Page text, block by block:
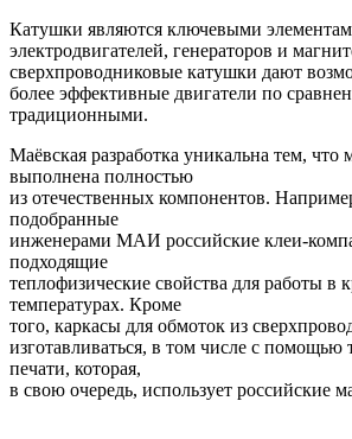
Катушки являются ключевыми
электродвигателей, генераторов и
сверхпроводниковые катушки дают
более эффективные двигатели по
традиционными.
Маёвская разработка уникальна тем, что
выполнена полностью
из отечественных компонентов.
подобранные
инженерами МАИ российские клеи-
подходящие
теплофизические свойства для работы в
температурах. Кроме
того, каркасы для обмоток из
изготавливаться, в том числе с помощью
печати, которая,
в свою очередь, использует российские